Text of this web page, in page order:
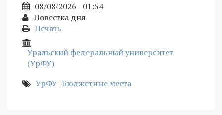
08/08/2026 - 01:54
Повестка дня
Печать
Уральский федеральный университет
(УрФУ)
УрФУ Бюджетные места